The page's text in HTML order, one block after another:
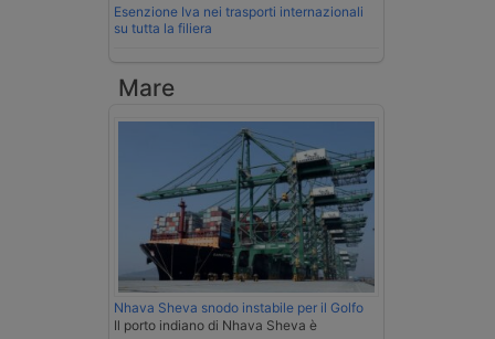
Esenzione Iva nei trasporti internazionali
su tutta la filiera
Mare
Nhava Sheva snodo instabile per il Golfo
Il porto indiano di Nhava Sheva è